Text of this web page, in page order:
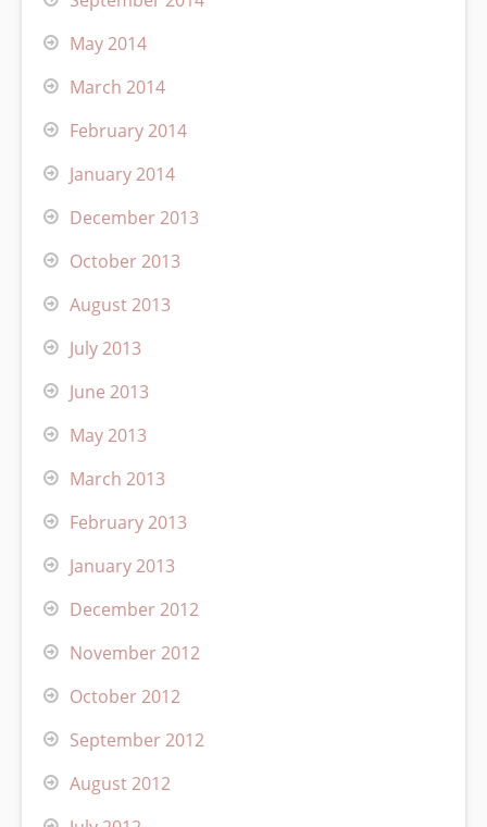
May 2014
March 2014
February 2014
January 2014
December 2013
October 2013
August 2013
July 2013
June 2013
May 2013
March 2013
February 2013
January 2013
December 2012
November 2012
October 2012
September 2012
August 2012